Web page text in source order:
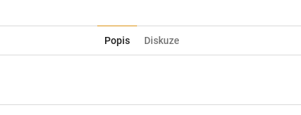
Popis Diskuze